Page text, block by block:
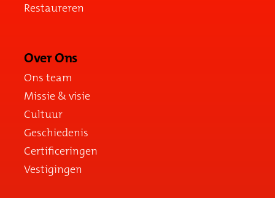
Restaureren
Over Ons
Ons team
Missie & visie
Cultuur
Geschiedenis
Certificeringen
Vestigingen